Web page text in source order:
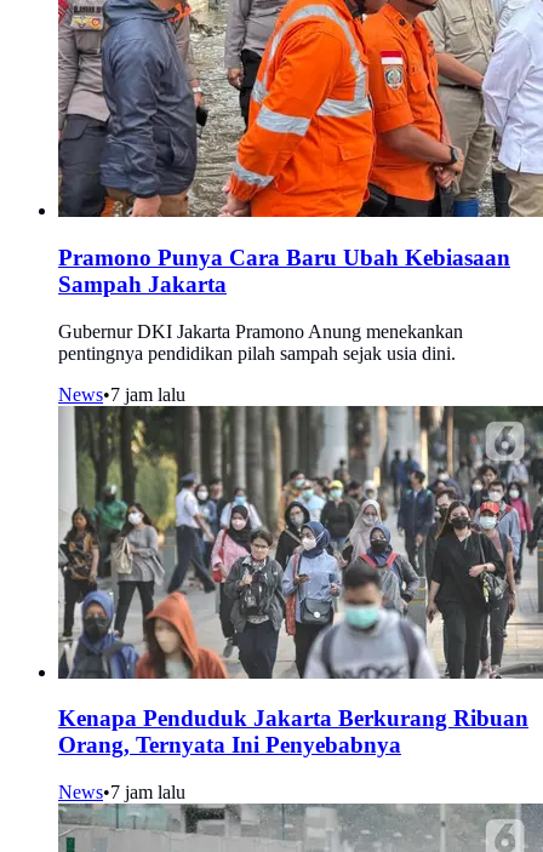
Pramono Punya Cara Baru Ubah Kebiasaan
Sampah Jakarta
Gubernur DKI Jakarta Pramono Anung menekankan
pentingnya pendidikan pilah sampah sejak usia dini.
News•7 jam lalu
Kenapa Penduduk Jakarta Berkurang Ribuan
Orang, Ternyata Ini Penyebabnya
News•7 jam lalu